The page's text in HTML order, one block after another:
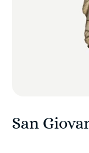
San